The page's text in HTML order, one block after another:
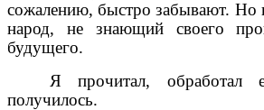
сожалению, быстро забывают. Но
народ, не знающий своего
будущего.
Я прочитал,
получилось.